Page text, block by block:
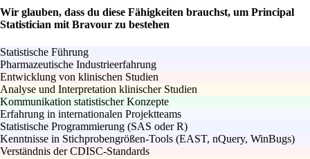
Wir glauben, dass du diese Fähigkeiten brauchst, um Principal
Statistician mit Bravour zu bestehen
Statistische Führung
Pharmazeutische Industrieerfahrung
Entwicklung von klinischen Studien
Analyse und Interpretation klinischer Studien
Kommunikation statistischer Konzepte
Erfahrung in internationalen Projektteams
Statistische Programmierung (SAS oder R)
Kenntnisse in Stichprobengrößen-Tools (EAST, nQuery, WinBugs)
Verständnis der CDISC-Standards